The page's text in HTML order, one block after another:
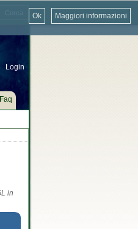
Faq
in
Maggiori informazioni
Ok